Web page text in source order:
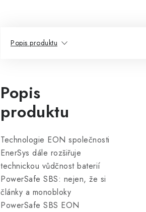
Popis produktu
Popis
produktu
Technologie EON společnosti
EnerSys dále rozšiřuje
technickou vůdčnost baterií
PowerSafe SBS: nejen, že si
články a monobloky
PowerSafe SBS EON